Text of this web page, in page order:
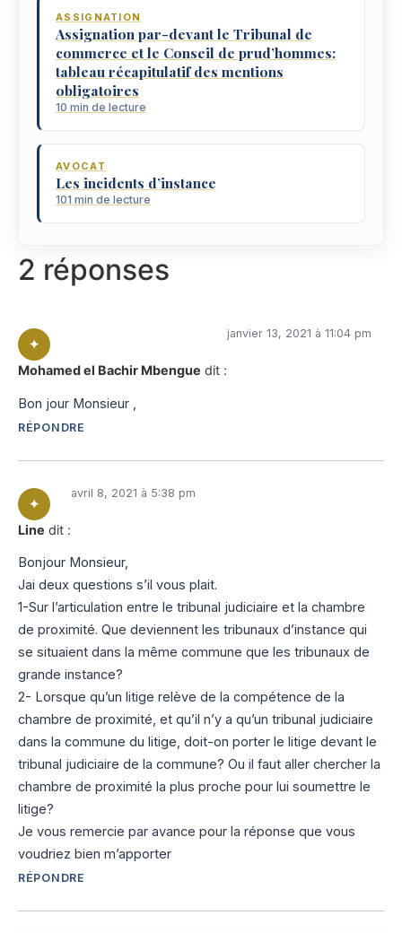
ASSIGNATION
Assignation par-devant le Tribunal de
commerce et le Conseil de prud’hommes:
tableau récapitulatif des mentions
obligatoires
10 min de lecture
AVOCAT
Les incidents d’instance
101 min de lecture
2 réponses
Mohamed el Bachir Mbengue dit :
janvier 13, 2021 à 11:04 pm
Bon jour Monsieur ,
RÉPONDRE
Line dit :
avril 8, 2021 à 5:38 pm
Bonjour Monsieur,
Jai deux questions s’il vous plait.
1-Sur l’articulation entre le tribunal judiciaire et la chambre
de proximité. Que deviennent les tribunaux d’instance qui
se situaient dans la même commune que les tribunaux de
grande instance?
2- Lorsque qu’un litige relève de la compétence de la
chambre de proximité, et qu’il n’y a qu’un tribunal judiciaire
dans la commune du litige, doit-on porter le litige devant le
tribunal judiciaire de la commune? Ou il faut aller chercher la
chambre de proximité la plus proche pour lui soumettre le
litige?
Je vous remercie par avance pour la réponse que vous
voudriez bien m’apporter
RÉPONDRE